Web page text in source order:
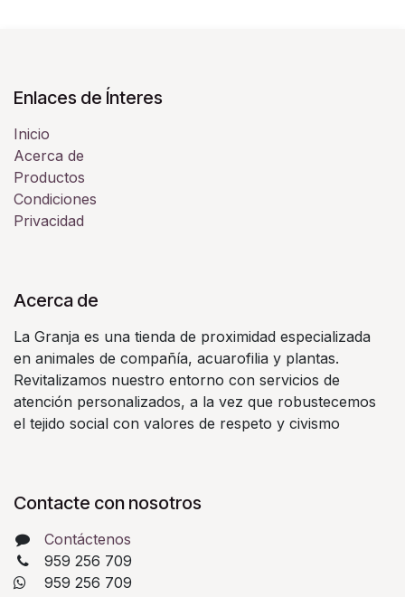
Enlaces de Ínteres
Inicio
Acerca de
Productos
Condiciones
Privacidad
Acerca de
La Granja es una tienda de proximidad especializada
en animales de compañía, acuarofilia y plantas.
Revitalizamos nuestro entorno con servicios de
atención personalizados, a la vez que robustecemos
el tejido social con valores de respeto y civismo
Contacte con nosotros
Contáctenos
959 256 709
​ 959 256 709